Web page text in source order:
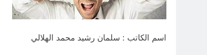
اسم الكاتب : سلمان رشيد محمد الهلالي